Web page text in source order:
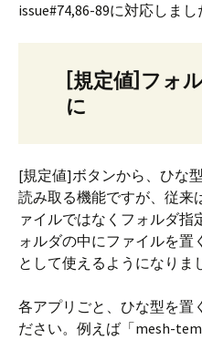
issue#74,86-89に対応しまし
[規定値]フォ
に
[規定値]ボタンから、ひな
読み取る機能ですが、従来
ァイルではなくフォルダ指
ォルダの中にファイルを置
として使えるようになりま
各アプリごと、ひな型を置
ださい。例えば「mesh-